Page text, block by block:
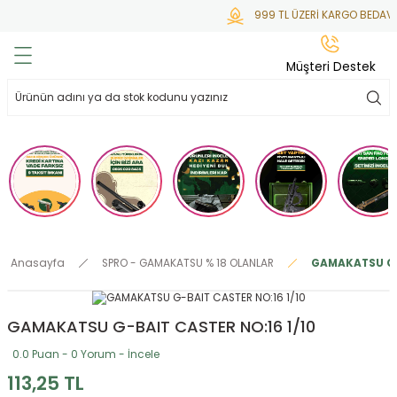
999 TL ÜZERİ KARGO BEDAVA
Anasayfa SPRO - GAMAKATSU % 18 OLANLAR GAMAKATSU
GAMAKATSU G-BAIT CASTER NO:16 1/10
0.0 Puan - 0 Yorum - İncele
113,25 TL